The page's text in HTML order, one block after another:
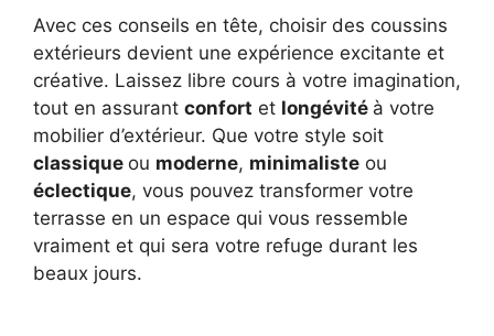
Avec ces conseils en tête, choisir des coussins
extérieurs devient une expérience excitante et
créative. Laissez libre cours à votre imagination,
tout en assurant confort et longévité à votre
mobilier d’extérieur. Que votre style soit
classique ou moderne, minimaliste ou
éclectique, vous pouvez transformer votre
terrasse en un espace qui vous ressemble
vraiment et qui sera votre refuge durant les
beaux jours.